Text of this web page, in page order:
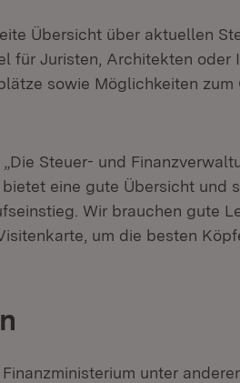
Übersicht über aktuellen
für Juristen, Architekten oder
sowie Möglichkeiten zum
Steuer- und
eine gute Übersicht und
Fenster)Wir brauchen gute
um die besten
unter